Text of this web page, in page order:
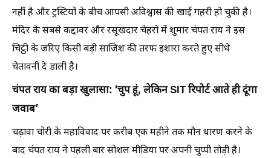
नहीं है और ट्रस्टियों के बीच आपसी अविश्वास की खाई गहरी हो चुकी है।
मंदिर के सबसे कद्दावर और रसूखदार चेहरों में शुमार चंपत राय ने इस
चिट्ठी के जरिए किसी बड़ी साजिश की तरफ इशारा करते हुए सीधे
चेतावनी दे डाली है।
चंपत राय का बड़ा खुलासा: ‘चुप हूं, लेकिन SIT रिपोर्ट आते ही दूंगा
जवाब’
चढ़ावा चोरी के महाविवाद पर करीब एक महीने तक मौन धारण करने के
बाद चंपत राय ने पहली बार सोशल मीडिया पर अपनी चुप्पी तोड़ी है।